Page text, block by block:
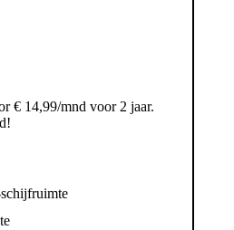
€ 14,99/mnd voor 2 jaar.